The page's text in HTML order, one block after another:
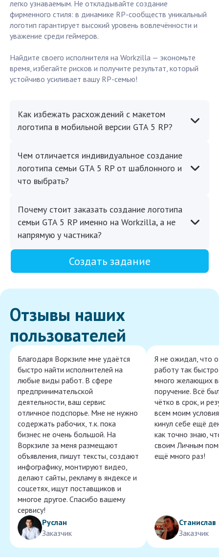
легко узнаваемым. Не откладывайте создание
фирменного стиля: в динамике RP-сообществ уникальный
логотип гарантирует высокий уровень вовлечённости и
уважение среди геймеров.
Найдите своего исполнителя на Workzilla — экономьте
время, избегайте рисков и получите результат, который
устойчиво усиливает вашу RP-семью!
Как избежать расхождений с макетом
логотипа в мобильной версии GTA 5 RP?
Чем отличается индивидуальное создание
логотипа семьи GTA 5 RP от шаблонного и
что выбрать?
Почему стоит заказать создание логотипа
семьи GTA 5 RP именно на Workzilla, а не
напрямую у частника?
Создать задание
Отзывы наших
пользователей
Благодаря Воркзиле мне удаётся
быстро найти исполнителей на
любые виды работ. В сфере
предпринимательской
деятельности, ваш сервис
отличное подспорье. Мне не нужно
содержать рабочих, т.к. пока
бизнес не очень большой. На
Воркзиле за меня размещают
объявления, пишут тексты, создают
инфографику, монтируют видео,
делают сайты, рекламу в яндексе и
соцсетях, ищут поставщиков и
многое другое. Спасибо вашему
сервису!
Руслан
Заказчик
Я не ожидал, что
работу так
много желающих
поручение. Всё
чётко в срок, и
всем моим
кинул себе ещё
как точно знаю,
своим Личным
ещё много раз!
Станислав
Заказчик